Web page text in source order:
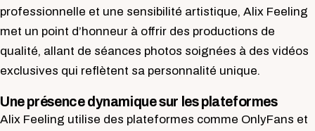
professionnelle et une sensibilité artistique, Alix Feeling
met un point d’honneur à offrir des productions de
qualité, allant de séances photos soignées à des vidéos
exclusives qui reflètent sa personnalité unique.
Une présence dynamique sur les plateformes
Alix Feeling utilise des plateformes comme OnlyFans et